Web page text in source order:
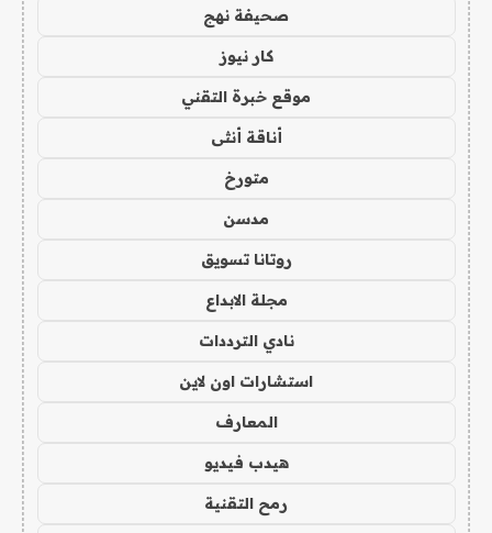
صحيفة نهج
كار نيوز
موقع خبرة التقني
أناقة أنثى
متورخ
مدسن
روتانا تسويق
مجلة الابداع
نادي الترددات
استشارات اون لاين
المعارف
هيدب فيديو
رمح التقنية